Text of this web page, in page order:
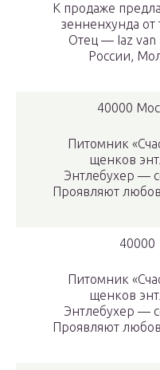
К продаже
зенненхунда
Отец — Iaz
России,
40000
Питомник
щенков
Энтлебухер —
Проявляют
40000
Питомник
щенков
Энтлебухер —
Проявляют